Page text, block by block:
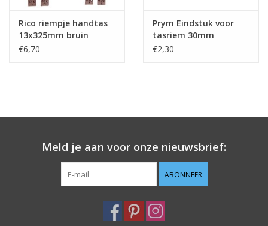
Rico riempje handtas
13x325mm bruin
€6,70
Prym Eindstuk voor
tasriem 30mm
€2,30
Meld je aan voor onze nieuwsbrief:
ABONNEER